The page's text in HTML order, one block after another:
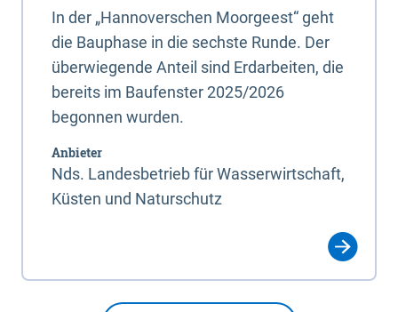
In der „Hannoverschen Moorgeest“ geht
die Bauphase in die sechste Runde. Der
überwiegende Anteil sind Erdarbeiten, die
bereits im Baufenster 2025/2026
begonnen wurden.
Anbieter
Nds. Landesbetrieb für Wasserwirtschaft,
Küsten und Naturschutz